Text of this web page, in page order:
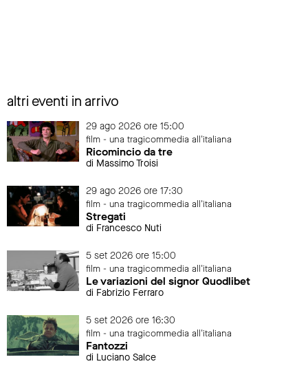
altri eventi in arrivo
29 ago 2026 ore 15:00
film - una tragicommedia all'italiana
Ricomincio da tre
di Massimo Troisi
29 ago 2026 ore 17:30
film - una tragicommedia all'italiana
Stregati
di Francesco Nuti
5 set 2026 ore 15:00
film - una tragicommedia all'italiana
Le variazioni del signor Quodlibet
di Fabrizio Ferraro
5 set 2026 ore 16:30
film - una tragicommedia all'italiana
Fantozzi
di Luciano Salce